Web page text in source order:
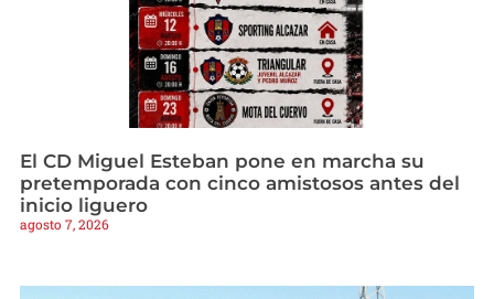
El CD Miguel Esteban pone en marcha su
pretemporada con cinco amistosos antes del
inicio liguero
agosto 7, 2026